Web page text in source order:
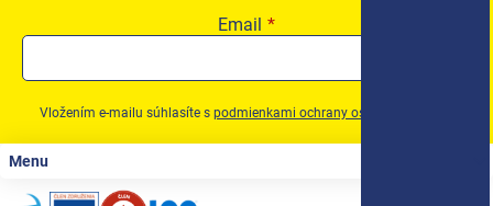
Email
Vložením e-mailu súhlasíte s podmienkami ochrany osobných údajov
Zápätie
Menu